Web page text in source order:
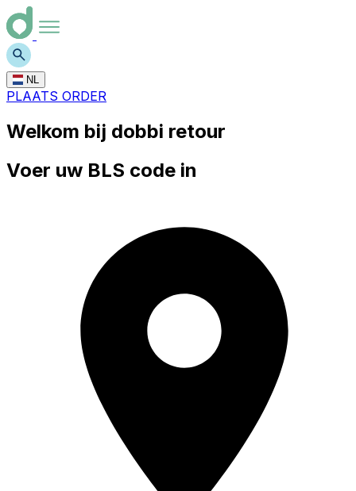
NL
PLAATS ORDER
Welkom bij dobbi retour
Voer uw BLS code in